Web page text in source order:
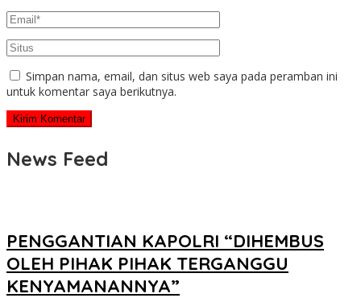
Simpan nama, email, dan situs web saya pada peramban ini
untuk komentar saya berikutnya.
News Feed
PENGGANTIAN KAPOLRI “DIHEMBUS
OLEH PIHAK PIHAK TERGANGGU
KENYAMANANNYA”